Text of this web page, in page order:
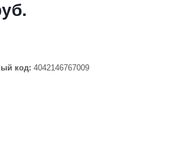
код: 4042146767009